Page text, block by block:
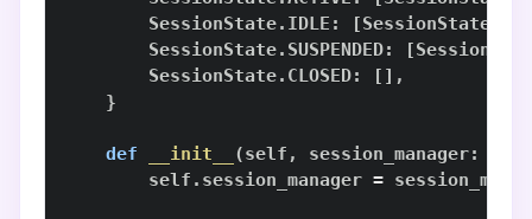
        SessionState
. IDLE : [SessionState
        SessionState
. SUSPENDED: [
        SessionState
. CLOSED: [ ] ,
}
def __init__ (self , session_manager:
        self
. session_manager =